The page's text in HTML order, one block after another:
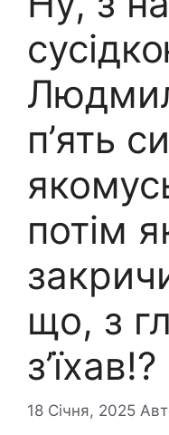
п’ять
потім
що, з
з’їхав!?
18 Січня, 2025